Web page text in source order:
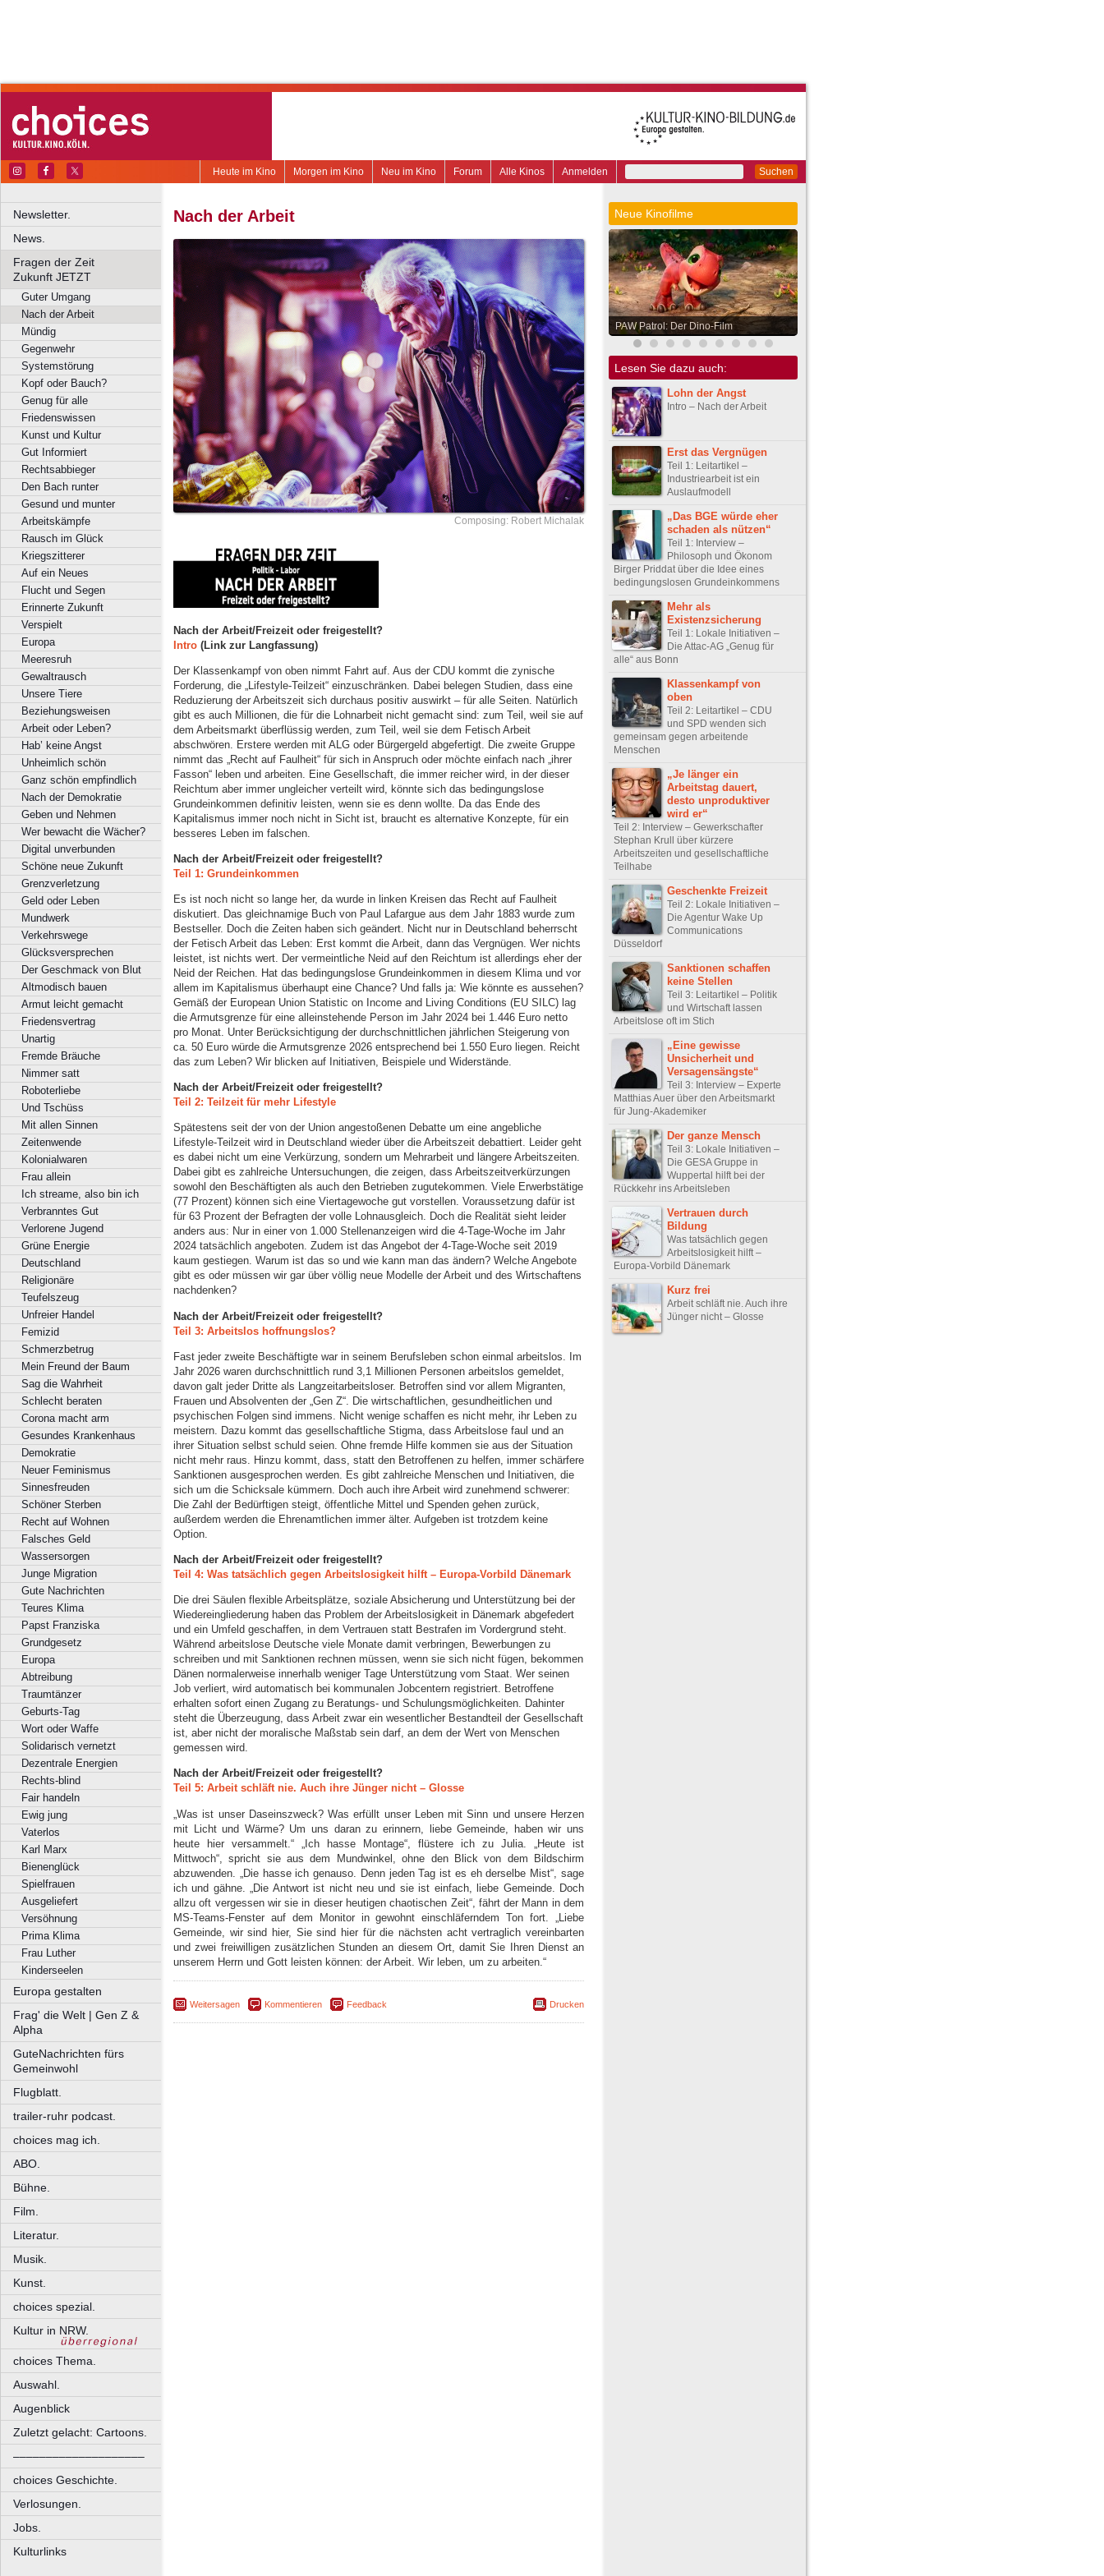
Suchen
Anmelden
Alle Kinos
Forum
Neu im Kino
Morgen im Kino
Heute im Kino
Newsletter.
News.
Fragen der Zeit
Zukunft JETZT
Guter Umgang
Nach der Arbeit
Mündig
Gegenwehr
Systemstörung
Kopf oder Bauch?
Genug für alle
Friedenswissen
Kunst und Kultur
Gut Informiert
Rechtsabbieger
Den Bach runter
Gesund und munter
Arbeitskämpfe
Rausch im Glück
Kriegszitterer
Auf ein Neues
Flucht und Segen
Erinnerte Zukunft
Verspielt
Europa
Meeresruh
Gewaltrausch
Unsere Tiere
Beziehungsweisen
Arbeit oder Leben?
Hab’ keine Angst
Unheimlich schön
Ganz schön empfindlich
Nach der Demokratie
Geben und Nehmen
Wer bewacht die Wächer?
Digital unverbunden
Schöne neue Zukunft
Grenzverletzung
Geld oder Leben
Mundwerk
Verkehrswege
Glücksversprechen
Der Geschmack von Blut
Altmodisch bauen
Armut leicht gemacht
Friedensvertrag
Unartig
Fremde Bräuche
Nimmer satt
Roboterliebe
Und Tschüss
Mit allen Sinnen
Zeitenwende
Kolonialwaren
Frau allein
Ich streame, also bin ich
Verbranntes Gut
Verlorene Jugend
Grüne Energie
Deutschland
Religionäre
Teufelszeug
Unfreier Handel
Femizid
Schmerzbetrug
Mein Freund der Baum
Sag die Wahrheit
Schlecht beraten
Corona macht arm
Gesundes Krankenhaus
Demokratie
Neuer Feminismus
Sinnesfreuden
Schöner Sterben
Recht auf Wohnen
Falsches Geld
Wassersorgen
Junge Migration
Gute Nachrichten
Teures Klima
Papst Franziska
Grundgesetz
Europa
Abtreibung
Traumtänzer
Geburts-Tag
Wort oder Waffe
Solidarisch vernetzt
Dezentrale Energien
Rechts-blind
Fair handeln
Ewig jung
Vaterlos
Karl Marx
Bienenglück
Spielfrauen
Ausgeliefert
Versöhnung
Prima Klima
Frau Luther
Kinderseelen
Europa gestalten
Frag' die Welt | Gen Z &
Alpha
GuteNachrichten fürs
Gemeinwohl
Flugblatt.
trailer-ruhr podcast.
choices mag ich.
ABO.
Bühne.
Film.
Literatur.
Musik.
Kunst.
choices spezial.
Kultur in NRW.
choices Thema.
Auswahl.
Augenblick
Zuletzt gelacht: Cartoons.
––––––––––––––––––––
choices Geschichte.
Verlosungen.
Jobs.
Kulturlinks
Nach der Arbeit
Composing: Robert Michalak
Nach der Arbeit/Freizeit oder freigestellt?
Intro (Link zur Langfassung)
Der Klassenkampf von oben nimmt Fahrt auf. Aus der CDU kommt die zynische
Forderung, die „Lifestyle-Teilzeit“ einzuschränken. Dabei belegen Studien, dass eine
Reduzierung der Arbeitszeit sich durchaus positiv auswirkt – für alle Seiten. Natürlich
gibt es auch Millionen, die für die Lohnarbeit nicht gemacht sind: zum Teil, weil sie auf
dem Arbeitsmarkt überflüssig werden, zum Teil, weil sie dem Fetisch Arbeit
abschwören. Erstere werden mit ALG oder Bürgergeld abgefertigt. Die zweite Gruppe
nimmt das „Recht auf Faulheit“ für sich in Anspruch oder möchte einfach nach „ihrer
Fasson“ leben und arbeiten. Eine Gesellschaft, die immer reicher wird, in der dieser
Reichtum aber immer ungleicher verteilt wird, könnte sich das bedingungslose
Grundeinkommen definitiv leisten, wenn sie es denn wollte. Da das Ende des
Kapitalismus immer noch nicht in Sicht ist, braucht es alternative Konzepte, für ein
besseres Leben im falschen.
Nach der Arbeit/Freizeit oder freigestellt?
Teil 1: Grundeinkommen
Es ist noch nicht so lange her, da wurde in linken Kreisen das Recht auf Faulheit
diskutiert. Das gleichnamige Buch von Paul Lafargue aus dem Jahr 1883 wurde zum
Bestseller. Doch die Zeiten haben sich geändert. Nicht nur in Deutschland beherrscht
der Fetisch Arbeit das Leben: Erst kommt die Arbeit, dann das Vergnügen. Wer nichts
leistet, ist nichts wert. Der vermeintliche Neid auf den Reichtum ist allerdings eher der
Neid der Reichen. Hat das bedingungslose Grundeinkommen in diesem Klima und vor
allem im Kapitalismus überhaupt eine Chance? Und falls ja: Wie könnte es aussehen?
Gemäß der European Union Statistic on Income and Living Conditions (EU SILC) lag
die Armutsgrenze für eine alleinstehende Person im Jahr 2024 bei 1.446 Euro netto
pro Monat. Unter Berücksichtigung der durchschnittlichen jährlichen Steigerung von
ca. 50 Euro würde die Armutsgrenze 2026 entsprechend bei 1.550 Euro liegen. Reicht
das zum Leben? Wir blicken auf Initiativen, Beispiele und Widerstände.
Nach der Arbeit/Freizeit oder freigestellt?
Teil 2: Teilzeit für mehr Lifestyle
Spätestens seit der von der Union angestoßenen Debatte um eine angebliche
Lifestyle-Teilzeit wird in Deutschland wieder über die Arbeitszeit debattiert. Leider geht
es dabei nicht um eine Verkürzung, sondern um Mehrarbeit und längere Arbeitszeiten.
Dabei gibt es zahlreiche Untersuchungen, die zeigen, dass Arbeitszeitverkürzungen
sowohl den Beschäftigten als auch den Betrieben zugutekommen. Viele Erwerbstätige
(77 Prozent) können sich eine Viertagewoche gut vorstellen. Voraussetzung dafür ist
für 63 Prozent der Befragten der volle Lohnausgleich. Doch die Realität sieht leider
anders aus: Nur in einer von 1.000 Stellenanzeigen wird die 4-Tage-Woche im Jahr
2024 tatsächlich angeboten. Zudem ist das Angebot der 4-Tage-Woche seit 2019
kaum gestiegen. Warum ist das so und wie kann man das ändern? Welche Angebote
gibt es oder müssen wir gar über völlig neue Modelle der Arbeit und des Wirtschaftens
nachdenken?
Nach der Arbeit/Freizeit oder freigestellt?
Teil 3: Arbeitslos hoffnungslos?
Fast jeder zweite Beschäftigte war in seinem Berufsleben schon einmal arbeitslos. Im
Jahr 2026 waren durchschnittlich rund 3,1 Millionen Personen arbeitslos gemeldet,
davon galt jeder Dritte als Langzeitarbeitsloser. Betroffen sind vor allem Migranten,
Frauen und Absolventen der „Gen Z“. Die wirtschaftlichen, gesundheitlichen und
psychischen Folgen sind immens. Nicht wenige schaffen es nicht mehr, ihr Leben zu
meistern. Dazu kommt das gesellschaftliche Stigma, dass Arbeitslose faul und an
ihrer Situation selbst schuld seien. Ohne fremde Hilfe kommen sie aus der Situation
nicht mehr raus. Hinzu kommt, dass, statt den Betroffenen zu helfen, immer schärfere
Sanktionen ausgesprochen werden. Es gibt zahlreiche Menschen und Initiativen, die
sich um die Schicksale kümmern. Doch auch ihre Arbeit wird zunehmend schwerer:
Die Zahl der Bedürftigen steigt, öffentliche Mittel und Spenden gehen zurück,
außerdem werden die Ehrenamtlichen immer älter. Aufgeben ist trotzdem keine
Option.
Nach der Arbeit/Freizeit oder freigestellt?
Teil 4: Was tatsächlich gegen Arbeitslosigkeit hilft – Europa-Vorbild Dänemark
Die drei Säulen flexible Arbeitsplätze, soziale Absicherung und Unterstützung bei der
Wiedereingliederung haben das Problem der Arbeitslosigkeit in Dänemark abgefedert
und ein Umfeld geschaffen, in dem Vertrauen statt Bestrafen im Vordergrund steht.
Während arbeitslose Deutsche viele Monate damit verbringen, Bewerbungen zu
schreiben und mit Sanktionen rechnen müssen, wenn sie sich nicht fügen, bekommen
Dänen normalerweise innerhalb weniger Tage Unterstützung vom Staat. Wer seinen
Job verliert, wird automatisch bei kommunalen Jobcentern registriert. Betroffene
erhalten sofort einen Zugang zu Beratungs- und Schulungsmöglichkeiten. Dahinter
steht die Überzeugung, dass Arbeit zwar ein wesentlicher Bestandteil der Gesellschaft
ist, aber nicht der moralische Maßstab sein darf, an dem der Wert von Menschen
gemessen wird.
Nach der Arbeit/Freizeit oder freigestellt?
Teil 5: Arbeit schläft nie. Auch ihre Jünger nicht – Glosse
„Was ist unser Daseinszweck? Was erfüllt unser Leben mit Sinn und unsere Herzen
mit Licht und Wärme? Um uns daran zu erinnern, liebe Gemeinde, haben wir uns
heute hier versammelt.“ „Ich hasse Montage“, flüstere ich zu Julia. „Heute ist
Mittwoch“, spricht sie aus dem Mundwinkel, ohne den Blick von dem Bildschirm
abzuwenden. „Die hasse ich genauso. Denn jeden Tag ist es eh derselbe Mist“, sage
ich und gähne. „Die Antwort ist nicht neu und sie ist einfach, liebe Gemeinde. Doch
allzu oft vergessen wir sie in dieser heutigen chaotischen Zeit“, fährt der Mann in dem
MS-Teams-Fenster auf dem Monitor in gewohnt einschläferndem Ton fort. „Liebe
Gemeinde, wir sind hier, Sie sind hier für die nächsten acht vertraglich vereinbarten
und zwei freiwilligen zusätzlichen Stunden an diesem Ort, damit Sie Ihren Dienst an
unserem Herrn und Gott leisten können: der Arbeit. Wir leben, um zu arbeiten.“
Weitersagen Kommentieren Feedback Drucken
Neue Kinofilme
PAW Patrol: Der Dino-Film
Lesen Sie dazu auch:
Lohn der Angst
Intro – Nach der Arbeit
Erst das Vergnügen
Teil 1: Leitartikel –
Industriearbeit ist ein
Auslaufmodell
„Das BGE würde eher
schaden als nützen“
Teil 1: Interview –
Philosoph und Ökonom
Birger Priddat über die Idee eines
bedingungslosen Grundeinkommens
Mehr als
Existenzsicherung
Teil 1: Lokale Initiativen –
Die Attac-AG „Genug für
alle“ aus Bonn
Klassenkampf von
oben
Teil 2: Leitartikel – CDU
und SPD wenden sich
gemeinsam gegen arbeitende
Menschen
„Je länger ein
Arbeitstag dauert,
desto unproduktiver
wird er“
Teil 2: Interview – Gewerkschafter
Stephan Krull über kürzere
Arbeitszeiten und gesellschaftliche
Teilhabe
Geschenkte Freizeit
Teil 2: Lokale Initiativen –
Die Agentur Wake Up
Communications
Düsseldorf
Sanktionen schaffen
keine Stellen
Teil 3: Leitartikel – Politik
und Wirtschaft lassen
Arbeitslose oft im Stich
„Eine gewisse
Unsicherheit und
Versagensängste“
Teil 3: Interview – Experte
Matthias Auer über den Arbeitsmarkt
für Jung-Akademiker
Der ganze Mensch
Teil 3: Lokale Initiativen –
Die GESA Gruppe in
Wuppertal hilft bei der
Rückkehr ins Arbeitsleben
Vertrauen durch
Bildung
Was tatsächlich gegen
Arbeitslosigkeit hilft –
Europa-Vorbild Dänemark
Kurz frei
Arbeit schläft nie. Auch ihre
Jünger nicht – Glosse